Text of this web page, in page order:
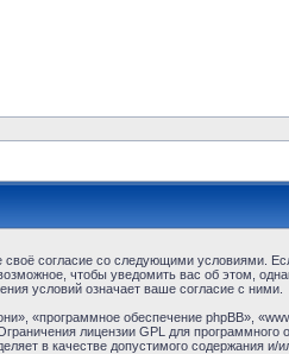
согласие со следующими условиями.
чтобы уведомить вас об этом,
условий означает ваше согласие с ними.
«программное обеспечение phpBB»,
лицензии GPL для программного
в качестве допустимого содержания и/